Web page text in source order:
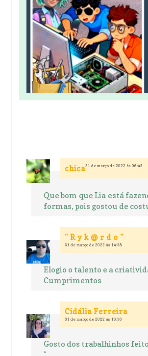
chica31 de março de 2022 às 06:45
Que bom que Lia está
formas, pois gostou de
" R y k @ r d o "
31 de março de 2022 às 14:38
Elogio o talento e a
Cumprimentos
Cidália Ferreira
31 de março de 2022 às 16:36
Gosto dos trabalhinhos